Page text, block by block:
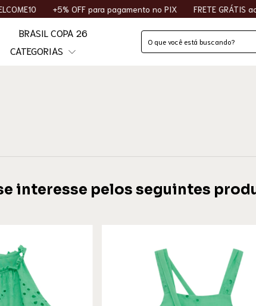
+5% OFF para pagamento no PIX FRETE GRÁTIS acima de
BRASIL COPA 26
CATEGORIAS
interesse pelos seguintes